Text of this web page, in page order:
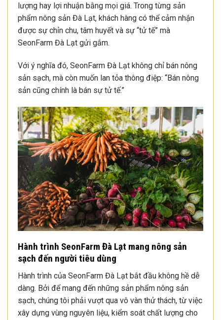
lượng hay lợi nhuận bằng mọi giá. Trong từng sản
phẩm nông sản Đà Lạt, khách hàng có thể cảm nhận
được sự chỉn chu, tâm huyết và sự “tử tế” mà
SeonFarm Đà Lạt gửi gắm.
Với ý nghĩa đó, SeonFarm Đà Lạt không chỉ bán nông
sản sạch, mà còn muốn lan tỏa thông điệp: “Bán nông
sản cũng chính là bán sự tử tế.”
Hành trình SeonFarm Đà Lạt mang nông sản
sạch đến người tiêu dùng
Hành trình của SeonFarm Đà Lạt bắt đầu không hề dễ
dàng. Bởi để mang đến những sản phẩm nông sản
sạch, chúng tôi phải vượt qua vô vàn thử thách, từ việc
xây dựng vùng nguyên liệu, kiểm soát chất lượng cho